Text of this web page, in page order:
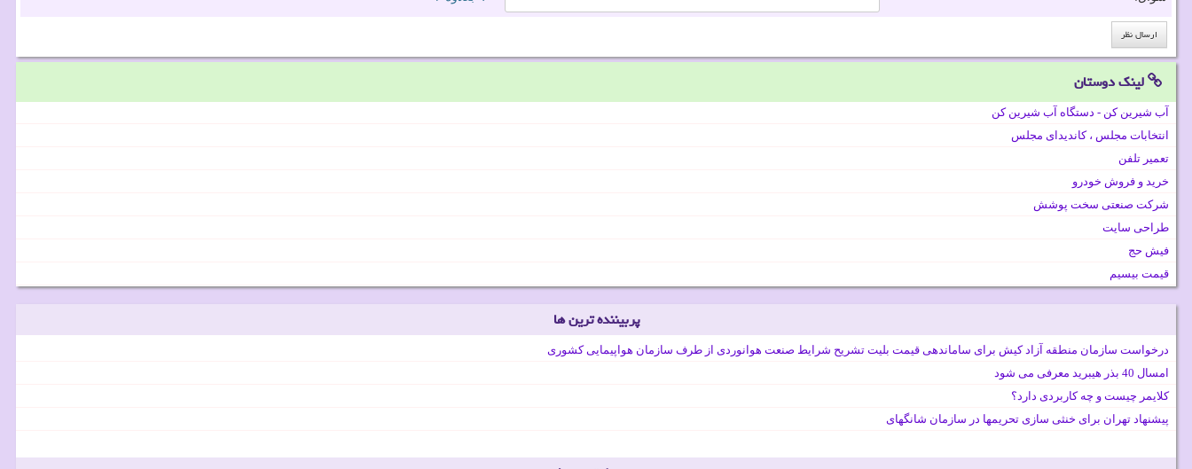
لینک دوستان
آب شیرین کن - دستگاه آب شیرین کن
انتخابات مجلس ، کاندیدای مجلس
تعمیر تلفن
خرید و فروش خودرو
شرکت صنعتی سخت پوشش
طراحی سایت
فیش حج
قیمت بیسیم
پربیننده ترین ها
درخواست سازمان منطقه آزاد کیش برای ساماندهی قیمت بلیت تشریح شرایط صنعت هوانوردی از طرف سازمان هواپیمایی کشوری
امسال 40 بذر هیبرید معرفی می شود
کلایمر چیست و چه کاربردی دارد؟
پیشنهاد تهران برای خنثی سازی تحریمها در سازمان شانگهای